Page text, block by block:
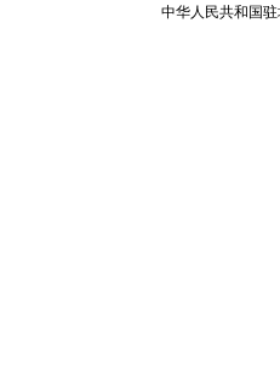
中华人民共和国